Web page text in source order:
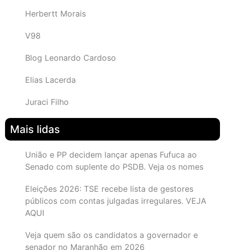
Herbertt Morais
V98
Blog Leonardo Cardoso
Elias Lacerda
Juraci Filho
Mais lidas
União e PP decidem lançar apenas Fufuca ao
Senado com suplente do PSDB. Veja os nomes
Eleições 2026: TSE recebe lista de gestores
públicos com contas julgadas irregulares. VEJA
AQUI
Veja quem são os candidatos a governador e
senador no Maranhão em 2026